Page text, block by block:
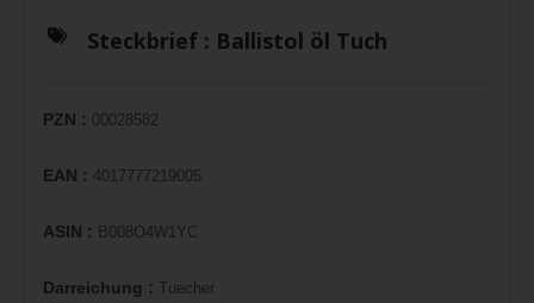
Steckbrief : Ballistol öl Tuch
PZN : 00028582
EAN : 4017777219005
ASIN : B008O4W1YC
Darreichung : Tuecher